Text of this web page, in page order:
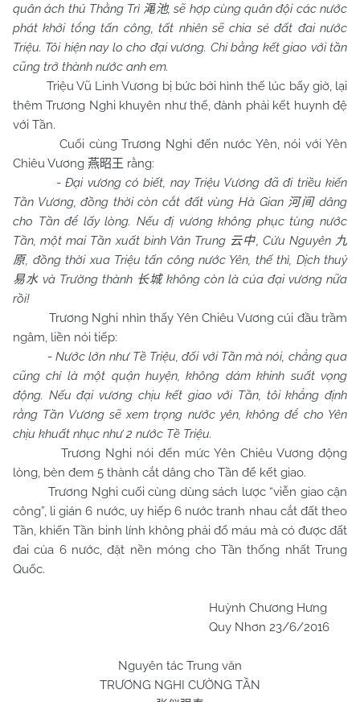
quân ách thủ Thằng Trì 渑池, sẽ hợp cùng quân đội các nước
phát khởi tổng tấn công, tất nhiên sẽ chia sẻ đất đai nước
Triệu. Tôi hiện nay lo cho đại vương. Chi bằng kết giao với tần
cũng trở thành nước anh em.
Triệu Vũ Linh Vương bị bức bởi hình thế lúc bấy giờ, lại
thêm Trương Nghi khuyên như thế, đành phải kết huynh đệ
với Tần.
Cuối cùng Trương Nghi đến nước Yên, nói với Yên
Chiêu Vương 燕昭王 rằng:
-Đại vương có biết, nay Triệu Vương đã đi triều kiến
Tần Vương, đồng thời còn cắt đất vùng Hà Gian 河间dâng
cho Tần để lấy lòng. Nếu đị vương không phục tùng nước
Tần, một mai Tần xuất binh Vân Trung 云中, Cửu Nguyên 九
原, đồng thời xua Triệu tấn công nước Yên, thế thì, Dịch thuỷ
易水 và Trường thành 长城không còn là của đại vương nữa
rồi!
Trương Nghi nhìn thấy Yên Chiêu Vương cúi đầu trầm
ngâm, liền nói tiếp:
- Nước lớn như Tề Triệu, đối với Tần mà nói, chẳng qua
cũng chỉ là một quận huyện, không dám khinh suất vọng
động. Nếu đại vương chịu kết giao với Tần, tôi khẳng định
rằng Tần Vương sẽ xem trọng nước yên, không để cho Yên
chịu khuất nhục như 2 nước Tề Triệu.
Trương Nghi nói đến mức Yên Chiêu Vương động
lòng, bèn đem 5 thành cắt dâng cho Tần để kết giao.
Trương Nghi cuối cùng dùng sách lược “viễn giao cận
công”, li gián 6 nước, uy hiếp 6 nước tranh nhau cắt đất theo
Tần, khiến Tần binh lính không phải đổ máu mà có được đất
đai của 6 nước, đặt nền móng cho Tần thống nhất Trung
Quốc.
Huỳnh Chương Hưng
Quy Nhơn 23/6/2016
Nguyên tác Trung văn
TRƯƠNG NGHI CƯỜNG TẦN